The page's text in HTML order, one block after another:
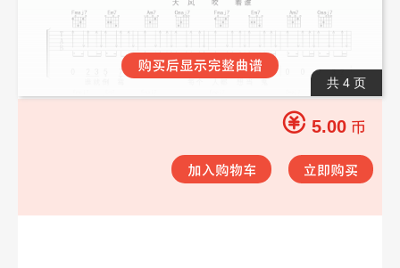
共 4 页
5.00